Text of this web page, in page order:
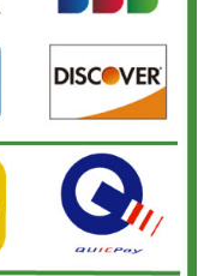
リー交換をさせて頂きまし
ナインガラスコーティング
ス交換をさせて頂きまし
修理をさせて頂きました！